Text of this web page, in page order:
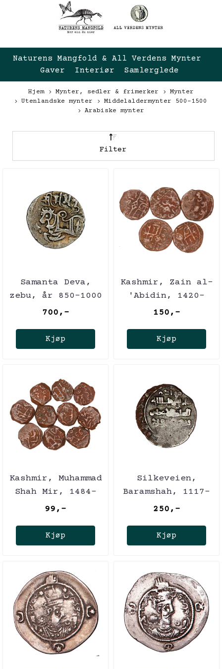
Naturens Mangfold & All Verdens Mynter 
Gaver  Interiør  Samlerglede
Hjem Mynter, sedler & frimerker
Mynter
Utenlandske mynter
Middelaldermynter 500-1500
Arabiske mynter
Filter
Samanta Deva,
zebu, år 850-1000
700,-
Kjøp
Kashmir, Zain al-
'Abidin, 1420-
1470
150,-
Kjøp
Kashmir, Muhammad
Shah Mir, 1484-
1537
99,-
Kjøp
Silkeveien,
Baramshah, 1117-
1157
250,-
Kjøp